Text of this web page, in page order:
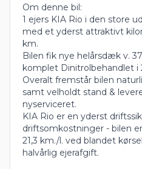
Om denne bil:
1 ejers KIA Rio i den store
med et yderst attraktivt
km.
Bilen fik nye helårsdæk v.
komplet Dinitrolbehandlet i
Overalt fremstår bilen
samt velholdt stand &
nyserviceret.
KIA Rio er en yderst
driftsomkostninger - bilen
21,3 km./l. ved blandet
halvårlig ejerafgift.